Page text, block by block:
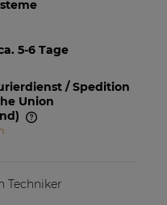
5-6 Tage
/ Spedition
Union
nicht
Techniker